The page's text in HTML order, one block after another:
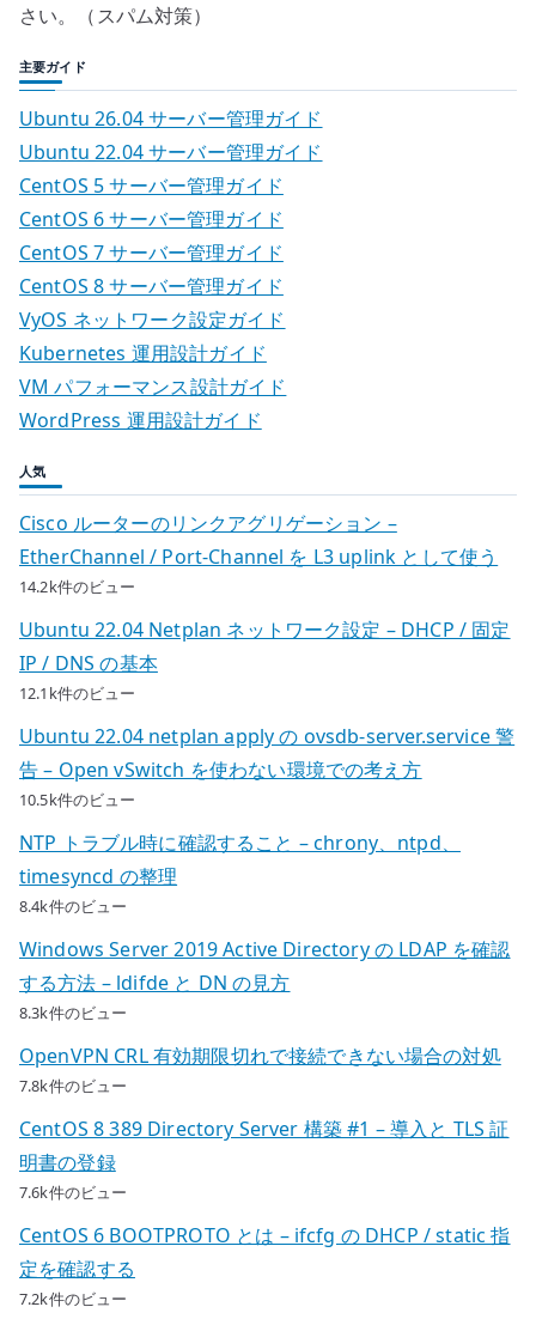
さい。（スパム対策）
主要ガイド
Ubuntu 26.04 サーバー管理ガイド
Ubuntu 22.04 サーバー管理ガイド
CentOS 5 サーバー管理ガイド
CentOS 6 サーバー管理ガイド
CentOS 7 サーバー管理ガイド
CentOS 8 サーバー管理ガイド
VyOS ネットワーク設定ガイド
Kubernetes 運用設計ガイド
VM パフォーマンス設計ガイド
WordPress 運用設計ガイド
人気
Cisco ルーターのリンクアグリゲーション –
EtherChannel / Port-Channel を L3 uplink として使う
14.2k件のビュー
Ubuntu 22.04 Netplan ネットワーク設定 – DHCP / 固定
IP / DNS の基本
12.1k件のビュー
Ubuntu 22.04 netplan apply の ovsdb-server.service 警
告 – Open vSwitch を使わない環境での考え方
10.5k件のビュー
NTP トラブル時に確認すること – chrony、ntpd、
timesyncd の整理
8.4k件のビュー
Windows Server 2019 Active Directory の LDAP を確認
する方法 – ldifde と DN の見方
8.3k件のビュー
OpenVPN CRL 有効期限切れで接続できない場合の対処
7.8k件のビュー
CentOS 8 389 Directory Server 構築 #1 – 導入と TLS 証
明書の登録
7.6k件のビュー
CentOS 6 BOOTPROTO とは – ifcfg の DHCP / static 指
定を確認する
7.2k件のビュー